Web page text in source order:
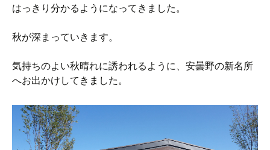
はっきり分かるようになってきました。
秋が深まっていきます。
気持ちのよい秋晴れに誘われるように、安曇野の新名所
へお出かけしてきました。